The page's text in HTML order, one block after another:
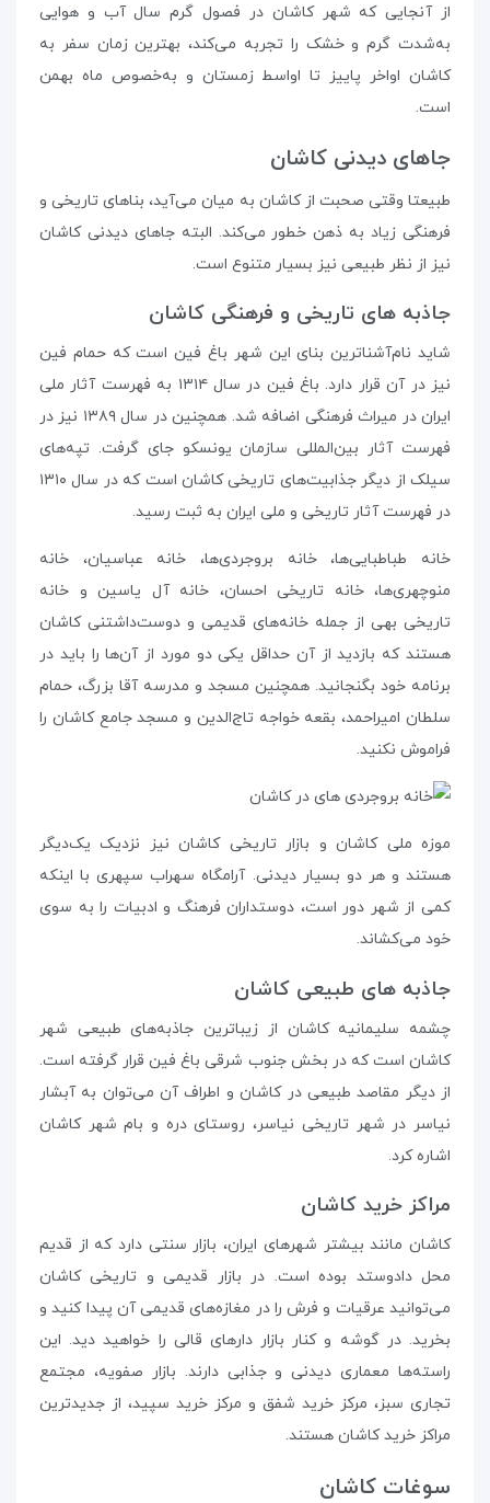
از آنجایی که شهر کاشان در فصول گرم سال آب و هوایی
به‌شدت گرم و خشک را تجربه می‌کند، بهترین زمان سفر به
کاشان اواخر پاییز تا اواسط زمستان و به‌خصوص ماه بهمن
است.
جاهای دیدنی کاشان
طبیعتا وقتی صحبت از کاشان به میان ‌می‌آید، بناهای تاریخی و
فرهنگی زیاد به ‌ذهن خطور می‌کند. البته جاهای دیدنی کاشان
نیز از نظر طبیعی نیز بسیار متنوع است.
جاذبه های تاریخی و فرهنگی کاشان
شاید نام‌آشناترین بنای این شهر باغ فین است که حمام فین
نیز در آن قرار دارد. باغ فین در سال ۱۳۱۴ به فهرست آثار ملی
ایران در میراث فرهنگی اضافه شد. همچنین در سال ۱۳۸۹ نیز در
فهرست آثار بین‌المللی سازمان یونسکو جای گرفت. تپه‌های
سیلک از دیگر جذابیت‌های تاریخی کاشان است که در سال ۱۳۱۰
در فهرست آثار تاریخی و ملی ایران به ثبت رسید.
خانه‌ طباطبایی‌ها، خانه‌ بروجردی‌ها، خانه عباسیان، خانه‌
منوچهری‌ها، خانه تاریخی احسان، خانه آل یاسین و خانه‌
تاریخی بهی از جمله خانه‌های قدیمی و دوست‌داشتنی کاشان
هستند که بازدید از آن حداقل یکی دو مورد از آن‌ها را باید در
برنامه خود بگنجانید. همچنین مسجد و مدرسه‌ آقا بزرگ، حمام
سلطان امیراحمد،‌ بقعه‌ خواجه تاج‌الدین و مسجد جامع کاشان را
فراموش نکنید.
موزه‌ ملی کاشان و بازار تاریخی کاشان نیز نزدیک یک‌دیگر
هستند و هر دو بسیار دیدنی. آرامگاه سهراب سپهری با اینکه
کمی از شهر دور است، دوستداران فرهنگ و ادبیات را به سوی
خود می‌کشاند.
جاذبه های طبیعی کاشان
چشمه سلیمانیه کاشان از زیباترین جاذبه‌های طبیعی شهر
کاشان است که در بخش جنوب شرقی باغ فین قرار گرفته است.
از دیگر مقاصد طبیعی در کاشان و اطراف آن می‌توان به آبشار
نیاسر در شهر تاریخی نیاسر، روستای دره و بام شهر کاشان
اشاره کرد.
مراکز خرید کاشان
کاشان مانند بیشتر شهرهای ایران، بازار سنتی دارد که از قدیم
محل دادوستد بوده است. در بازار قدیمی و تاریخی کاشان
می‌توانید عرقیات و فرش را در مغازه‌های قدیمی آن پیدا کنید و
بخرید. در گوشه و کنار بازار دارهای قالی را خواهید دید. این
راسته‌ها معماری دیدنی و جذابی دارند. بازار صفویه، مجتمع
تجاری سبز، مرکز خرید شفق و مرکز خرید سپید،‌ از جدیدترین
مراکز خرید کاشان هستند.
سوغات کاشان